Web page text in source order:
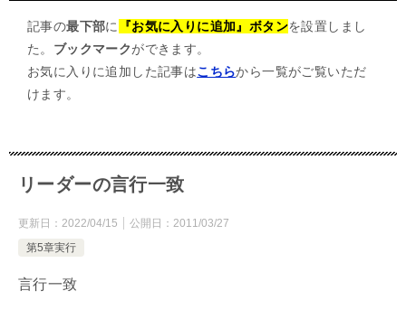
記事の最下部に 『お気に入りに追加』ボタンを設置しまし
た。 ブックマークができます。
お気に入りに追加した記事はこちらから一覧がご覧いただ
けます。
リーダーの言行一致
更新日： 2022/04/15 公開日： 2011/03/27
第5章実行
言行一致